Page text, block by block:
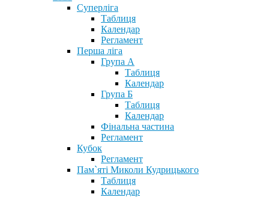
Суперліга
Таблиця
Календар
Регламент
Перша ліга
Група А
Таблиця
Календар
Група Б
Таблиця
Календар
Фінальна частина
Регламент
Кубок
Регламент
Пам`яті Миколи Кудрицького
Таблиця
Календар